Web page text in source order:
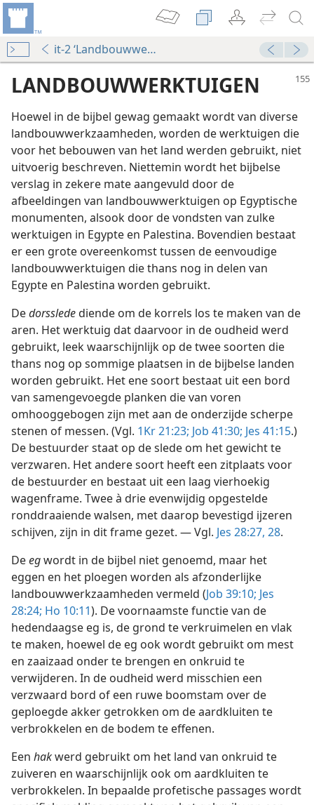
it-2 ‘Landbouwwerktuigen’
LANDBOUWWERKTUIGEN
Hoewel in de bijbel gewag gemaakt wordt van diverse
landbouwwerkzaamheden, worden de werktuigen die
voor het bebouwen van het land werden gebruikt, niet
uitvoerig beschreven. Niettemin wordt het bijbelse
verslag in zekere mate aangevuld door de
afbeeldingen van landbouwwerktuigen op Egyptische
monumenten, alsook door de vondsten van zulke
werktuigen in Egypte en Palestina. Bovendien bestaat
er een grote overeenkomst tussen de eenvoudige
landbouwwerktuigen die thans nog in delen van
Egypte en Palestina worden gebruikt.
Dedorssledediende om de korrels los te maken van de
aren. Het werktuig dat daarvoor in de oudheid werd
gebruikt, leek waarschijnlijk op de twee soorten die
thans nog op sommige plaatsen in de bijbelse landen
worden gebruikt. Het ene soort bestaat uit een bord
van samengevoegde planken die van voren
omhooggebogen zijn met aan de onderzijde scherpe
stenen of messen. (Vgl. 1Kr 21:23; Job 41:30; Jes 41:15.)
De bestuurder staat op de slede om het gewicht te
verzwaren. Het andere soort heeft een zitplaats voor
de bestuurder en bestaat uit een laag vierhoekig
wagenframe. Twee à drie evenwijdig opgestelde
ronddraaiende walsen, met daarop bevestigd ijzeren
schijven, zijn in dit frame gezet. — Vgl. Jes 28:27, 28.
Deegwordt in de bijbel niet genoemd, maar het
eggen en het ploegen worden als afzonderlijke
landbouwwerkzaamheden vermeld (Job 39:10; Jes
28:24; Ho 10:11). De voornaamste functie van de
hedendaagse eg is, de grond te verkruimelen en vlak
te maken, hoewel de eg ook wordt gebruikt om mest
en zaaizaad onder te brengen en onkruid te
verwijderen. In de oudheid werd misschien een
verzwaard bord of een ruwe boomstam over de
geploegde akker getrokken om de aardkluiten te
verbrokkelen en de bodem te effenen.
Een hakwerd gebruikt om het land van onkruid te
zuiveren en waarschijnlijk ook om aardkluiten te
verbrokkelen. In bepaalde profetische passages wordt